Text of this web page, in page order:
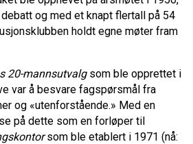
og med et knapt flertall på 54
holdt egne møter fram
20-mannsutvalgsom ble opprettet i
var å besvare fagspørsmål fra
og «utenforstående.» Med en
på dette som en forløper til
som ble etablert i 1971 (nå: